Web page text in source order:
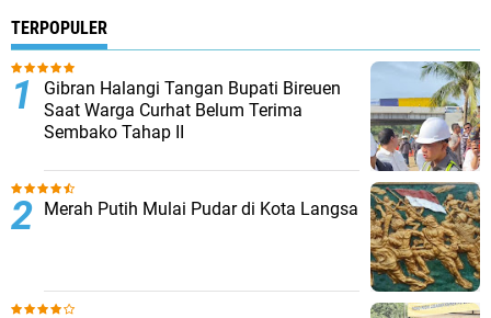
TERPOPULER
Gibran Halangi Tangan Bupati Bireuen
Saat Warga Curhat Belum Terima
Sembako Tahap II
Merah Putih Mulai Pudar di Kota Langsa